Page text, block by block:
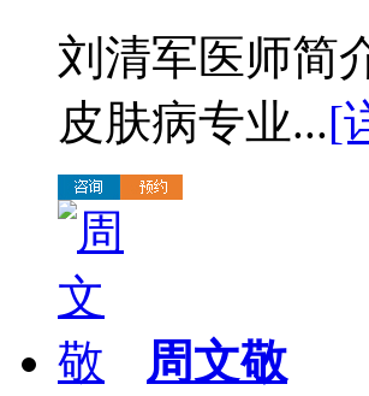
刘清军医师简
皮肤病专业...[
周文敬